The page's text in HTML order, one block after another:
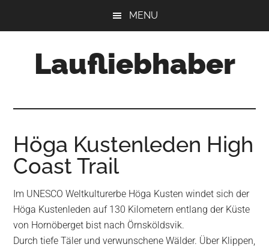
MENU
Laufliebhaber
Höga Kustenleden High
Coast Trail
Im UNESCO Weltkulturerbe Höga Kusten windet sich der
Höga Kustenleden auf 130 Kilometern entlang der Küste
von Hornöberget bist nach Örnsköldsvik.
Durch tiefe Täler und verwunschene Wälder. Über Klippen,